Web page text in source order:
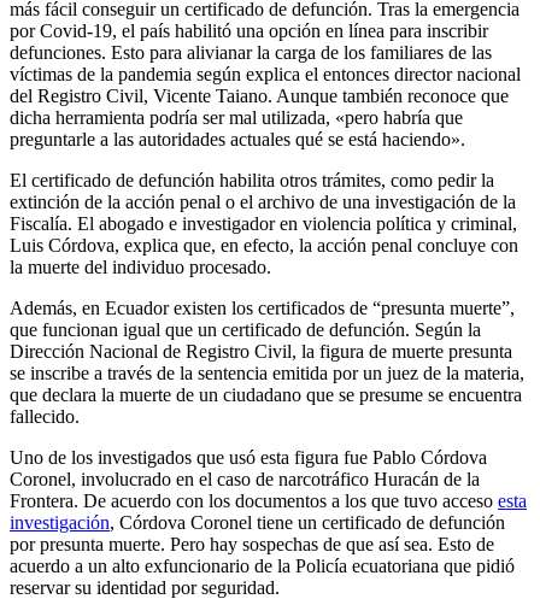
más fácil conseguir un certificado de defunción. Tras la emergencia
por Covid-19, el país habilitó una opción en línea para inscribir
defunciones. Esto para alivianar la carga de los familiares de las
víctimas de la pandemia según explica el entonces director nacional
del Registro Civil, Vicente Taiano. Aunque también reconoce que
dicha herramienta podría ser mal utilizada, «pero habría que
preguntarle a las autoridades actuales qué se está haciendo».
El certificado de defunción habilita otros trámites, como pedir la
extinción de la acción penal o el archivo de una investigación de la
Fiscalía. El abogado e investigador en violencia política y criminal,
Luis Córdova, explica que, en efecto, la acción penal concluye con
la muerte del individuo procesado.
Además, en Ecuador existen los certificados de “presunta muerte”,
que funcionan igual que un certificado de defunción. Según la
Dirección Nacional de Registro Civil, la figura de muerte presunta
se inscribe a través de la sentencia emitida por un juez de la materia,
que declara la muerte de un ciudadano que se presume se encuentra
fallecido.
Uno de los investigados que usó esta figura fue Pablo Córdova
Coronel, involucrado en el caso de narcotráfico Huracán de la
Frontera. De acuerdo con los documentos a los que tuvo acceso esta
investigación, Córdova Coronel tiene un certificado de defunción
por presunta muerte. Pero hay sospechas de que así sea. Esto de
acuerdo a un alto exfuncionario de la Policía ecuatoriana que pidió
reservar su identidad por seguridad.